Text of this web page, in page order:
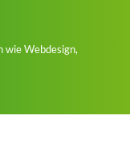
wie Webdesign,